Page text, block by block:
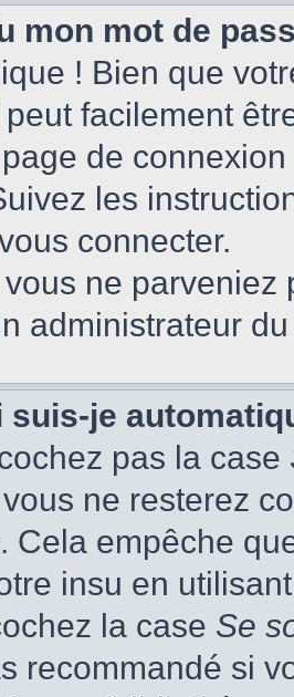
mon mot de
! Bien que
facilement
de
les
connecter.
ne
administrateur
suis-je
pas la case
ne resterez
Cela empêche
insu en
la case Se
recommandé si